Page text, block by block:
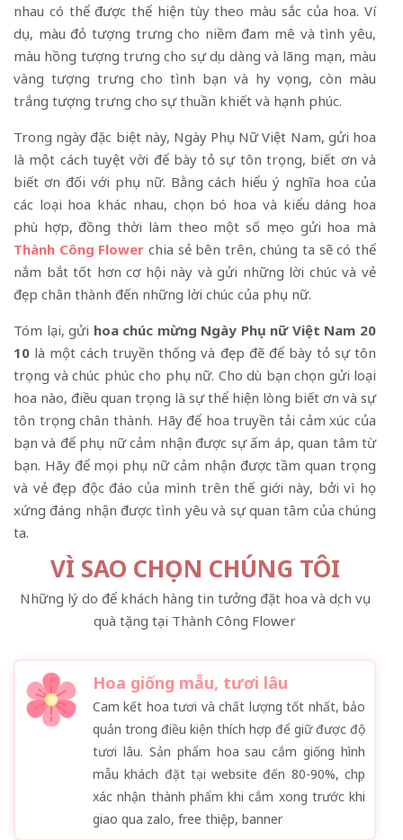
nhau có thể được thể hiện tùy theo màu sắc của hoa. Ví
dụ, màu đỏ tượng trưng cho niềm đam mê và tình yêu,
màu hồng tượng trưng cho sự dịu dàng và lãng mạn, màu
vàng tượng trưng cho tình bạn và hy vọng, còn màu
trắng tượng trưng cho sự thuần khiết và hạnh phúc.
Trong ngày đặc biệt này, Ngày Phụ Nữ Việt Nam, gửi hoa
là một cách tuyệt vời để bày tỏ sự tôn trọng, biết ơn và
biết ơn đối với phụ nữ. Bằng cách hiểu ý nghĩa hoa của
các loại hoa khác nhau, chọn bó hoa và kiểu dáng hoa
phù hợp, đồng thời làm theo một số mẹo gửi hoa mà
Thành Công Flower chia sẻ bên trên, chúng ta sẽ có thể
nắm bắt tốt hơn cơ hội này và gửi những lời chúc và vẻ
đẹp chân thành đến những lời chúc của phụ nữ.
Tóm lại, gửi hoa chúc mừng Ngày Phụ nữ Việt Nam 20
10 là một cách truyền thống và đẹp đẽ để bày tỏ sự tôn
trọng và chúc phúc cho phụ nữ. Cho dù bạn chọn gửi loại
hoa nào, điều quan trọng là sự thể hiện lòng biết ơn và sự
tôn trọng chân thành. Hãy để hoa truyền tải cảm xúc của
bạn và để phụ nữ cảm nhận được sự ấm áp, quan tâm từ
bạn. Hãy để mọi phụ nữ cảm nhận được tầm quan trọng
và vẻ đẹp độc đáo của mình trên thế giới này, bởi vì họ
xứng đáng nhận được tình yêu và sự quan tâm của chúng
ta.
VÌ SAO CHỌN CHÚNG TÔI
Những lý do để khách hàng tin tưởng đặt hoa và dịch vụ
quà tặng tại Thành Công Flower
Hoa giống mẫu, tươi lâu
Cam kết hoa tươi và chất lượng tốt nhất, bảo
quản trong điều kiện thích hợp để giữ được độ
tươi lâu. Sản phẩm hoa sau cắm giống hình
mẫu khách đặt tại website đến 80-90%, chụp
xác nhận thành phẩm khi cắm xong trước khi
giao qua zalo, free thiệp, banner